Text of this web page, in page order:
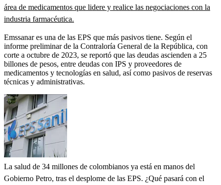
área de medicamentos que lidere y realice las negociaciones con la
industria farmacéutica.
Emssanar es una de las EPS que más pasivos tiene. Según el
informe preliminar de la Contraloría General de la República, con
corte a octubre de 2023, se reportó que las deudas ascienden a 25
billones de pesos, entre deudas con IPS y proveedores de
medicamentos y tecnologías en salud, así como pasivos de reservas
técnicas y administrativas.
La salud de 34 millones de colombianos ya está en manos del
Gobierno Petro, tras el desplome de las EPS. ¿Qué pasará con el